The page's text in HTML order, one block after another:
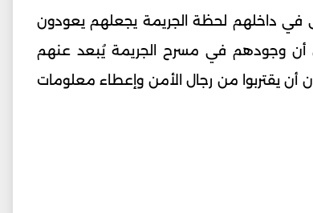
داخلهم لحظة الجريمة يجعلهم يعودون
أن وجودهم في مسرح الجريمة يُبعد عنهم
أن يقتربوا من رجال الأمن وإعطاء معلومات